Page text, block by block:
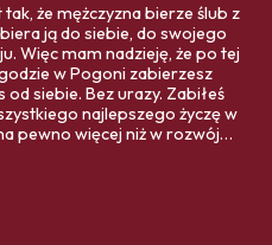
że mężczyzna bierze ślub z
ją do siebie, do swojego
Więc mam nadzieję, że po tej
w Pogoni zabierzesz
siebie. Bez urazy. Zabiłeś
najlepszego życzę w
pewno więcej niż w rozwój